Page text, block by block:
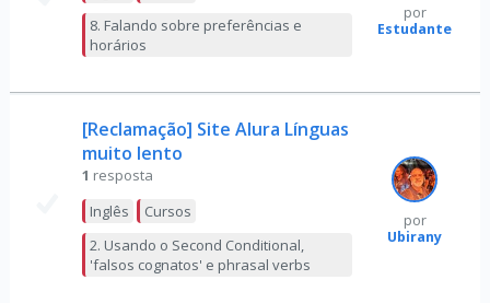
8. Falando sobre preferências e
horários
por
Estudante
[Reclamação] Site Alura Línguas
muito lento
1 resposta
Inglês
Cursos
2. Usando o Second Conditional,
'falsos cognatos' e phrasal verbs
por
Ubirany